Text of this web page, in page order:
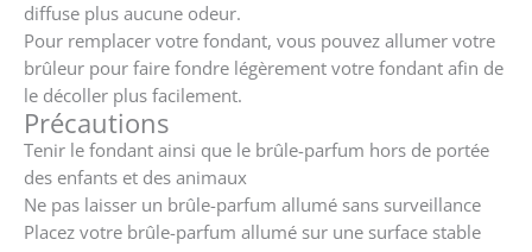
diffuse plus aucune odeur.
Pour remplacer votre fondant, vous pouvez allumer votre
brûleur pour faire fondre légèrement votre fondant afin de
le décoller plus facilement.
Précautions
Tenir le fondant ainsi que le brûle-parfum hors de portée
des enfants et des animaux
Ne pas laisser un brûle-parfum allumé sans surveillance
Placez votre brûle-parfum allumé sur une surface stable